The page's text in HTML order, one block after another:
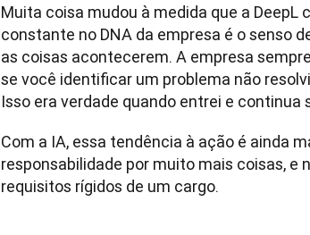
Muita coisa mudou à medida que a DeepL
constante no DNA da empresa é o senso
as coisas acontecerem. A empresa
se você identificar um problema não
Isso era verdade quando entrei e continua
Com a IA, essa tendência à ação é ainda
responsabilidade por muito mais coisas, e
requisitos rígidos de um cargo.